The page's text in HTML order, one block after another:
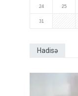
24 25
31
Hadisə